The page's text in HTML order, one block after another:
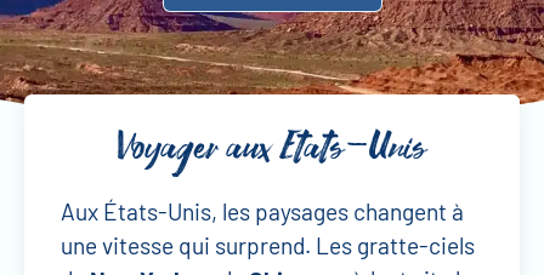
Voyager aux Etats-Unis
Aux États-Unis, les paysages changent à
une vitesse qui surprend. Les gratte-ciels